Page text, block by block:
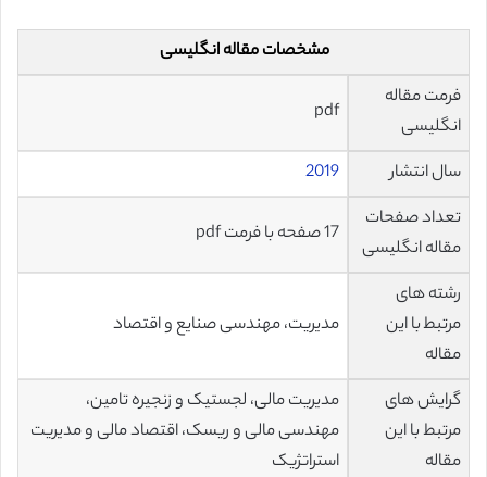
مشخصات مقاله انگلیسی
فرمت مقاله
انگلیسی
pdf
سال انتشار
2019
تعداد صفحات
مقاله انگلیسی
17 صفحه با فرمت pdf
رشته های
مرتبط با این
مقاله
مدیریت، مهندسی صنایع و اقتصاد
گرایش های
مرتبط با این
مقاله
مدیریت مالی، لجستیک و زنجیره تامین،
مهندسی مالی و ریسک، اقتصاد مالی و مدیریت
استراتژیک